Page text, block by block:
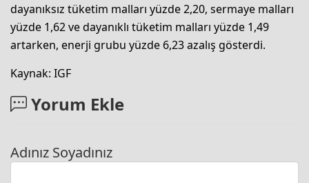
dayanıksız tüketim malları yüzde 2,20, sermaye malları
yüzde 1,62 ve dayanıklı tüketim malları yüzde 1,49
artarken, enerji grubu yüzde 6,23 azalış gösterdi.
Kaynak: IGF
Yorum Ekle
Adınız Soyadınız